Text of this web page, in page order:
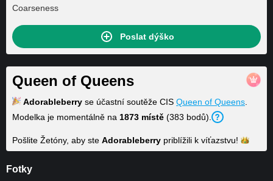
Coarseness
Poslat dýško
Queen of Queens
Adorableberry se účastní soutěže CIS Queen of Queens
Modelka je momentálně na 1873 místě (383 bodů).
Pošlite Žetóny, aby ste Adorableberry priblížili k víťazstvu!
Fotky